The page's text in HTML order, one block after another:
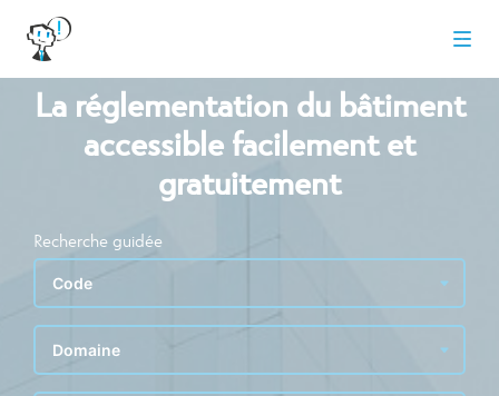
La réglementation du bâtiment
accessible facilement et
gratuitement
Recherche guidée